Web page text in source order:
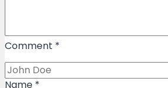
Comment *
Name *